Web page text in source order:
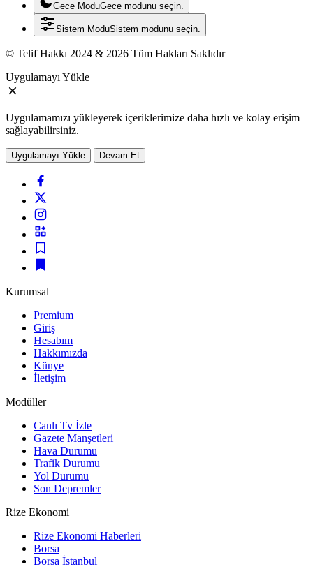
Gece ModuGece modunu seçin.
Sistem ModuSistem modunu seçin.
© Telif Hakkı 2024 & 2026 Tüm Hakları Saklıdır
Uygulamayı Yükle
Uygulamamızı yükleyerek içeriklerimize daha hızlı ve kolay erişim
sağlayabilirsiniz.
Uygulamayı Yükle Devam Et
Kurumsal
Premium
Giriş
Hesabım
Hakkımızda
Künye
İletişim
Modüller
Canlı Tv İzle
Gazete Manşetleri
Hava Durumu
Trafik Durumu
Yol Durumu
Son Depremler
Rize Ekonomi
Rize Ekonomi Haberleri
Borsa
Borsa İstanbul